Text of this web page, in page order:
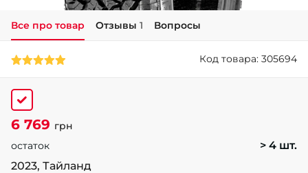
+38 (050)-911-911-2
+38 (099)-643-33-77
Все про товар Отзывы 1 Вопросы
Код товара: 305694
6 769 грн
остаток
> 4 шт.
2023, Тайланд